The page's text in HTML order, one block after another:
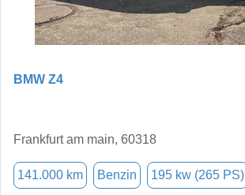
BMW Z4
Frankfurt am main, 60318
141.000 km Benzin 195 kw (265 PS)